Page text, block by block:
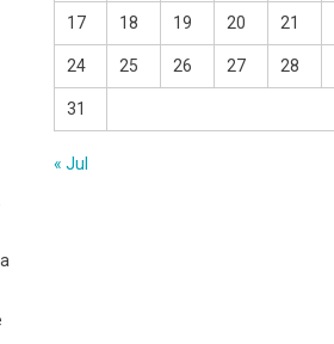
17 18 19 20 21
24 25 26 27 28
31
« Jul